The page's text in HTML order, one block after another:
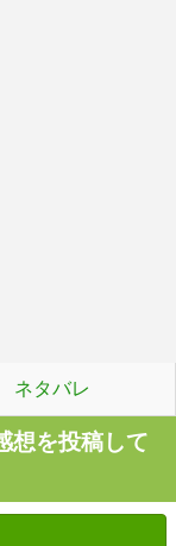
ネタバレ
想を投稿して